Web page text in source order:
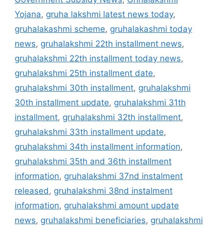
Yojana, gruha lakshmi latest news today,
gruhalakashmi scheme, gruhalakashmi today
news, gruhalakshmi 22th installment news,
gruhalakshmi 22th installment today news,
gruhalakshmi 25th installment date,
gruhalakshmi 30th installment, gruhalakshmi
30th installment update, gruhalakshmi 31th
installment, gruhalakshmi 32th installment,
gruhalakshmi 33th installment update,
gruhalakshmi 34th installment information,
gruhalakshmi 35th and 36th installment
information, gruhalakshmi 37nd instalment
released , gruhalakshmi 38nd instalment
information, gruhalakshmi amount update
news, gruhalakshmi beneficiaries, gruhalakshmi